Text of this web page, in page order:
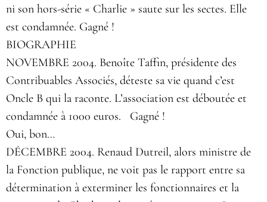
ni son hors-série « Charlie » saute sur les sectes. Elle
est condamnée. Gagné !
BIOGRAPHIE
NOVEMBRE 2004. Benoîte Taffin, présidente des
Contribuables Associés, déteste sa vie quand c’est
Oncle B qui la raconte. L’association est déboutée et
condamnée à 1000 euros. Gagné !
Oui, bon…
DÉCEMBRE 2004. Renaud Dutreil, alors ministre de
la Fonction publique, ne voit pas le rapport entre sa
détermination à exterminer les fonctionnaires et la